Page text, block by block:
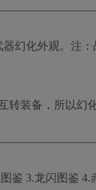
幻化外观。注
转装备，所以幻
鉴 3.龙闪图鉴 4.